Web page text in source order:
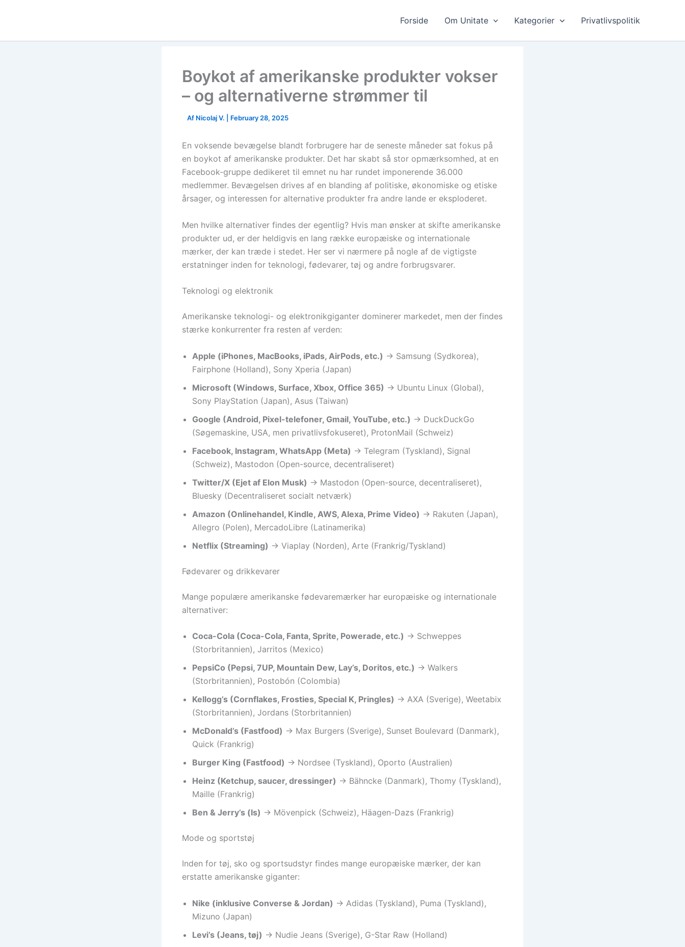
Forside Om Unitate Kategorier Privatlivspolitik
Boykot af amerikanske produkter vokser
– og alternativerne strømmer til
Af Nicolaj V. February 28, 2025
En voksende bevægelse blandt forbrugere har de seneste måneder sat fokus på
en boykot af amerikanske produkter. Det har skabt så stor opmærksomhed, at en
Facebook-gruppe dedikeret til emnet nu har rundet imponerende 36.000
medlemmer. Bevægelsen drives af en blanding af politiske, økonomiske og etiske
årsager, og interessen for alternative produkter fra andre lande er eksploderet.
Men hvilke alternativer findes der egentlig? Hvis man ønsker at skifte amerikanske
produkter ud, er der heldigvis en lang række europæiske og internationale
mærker, der kan træde i stedet. Her ser vi nærmere på nogle af de vigtigste
erstatninger inden for teknologi, fødevarer, tøj og andre forbrugsvarer.
Teknologi og elektronik
Amerikanske teknologi- og elektronikgiganter dominerer markedet, men der findes
stærke konkurrenter fra resten af verden:
Apple (iPhones, MacBooks, iPads, AirPods, etc.) → Samsung (Sydkorea),
Fairphone (Holland), Sony Xperia (Japan)
Microsoft (Windows, Surface, Xbox, Office 365) → Ubuntu Linux (Global),
Sony PlayStation (Japan), Asus (Taiwan)
Google (Android, Pixel-telefoner, Gmail, YouTube, etc.) → DuckDuckGo
(Søgemaskine, USA, men privatlivsfokuseret), ProtonMail (Schweiz)
Facebook, Instagram, WhatsApp (Meta) → Telegram (Tyskland), Signal
(Schweiz), Mastodon (Open-source, decentraliseret)
Twitter/X (Ejet af Elon Musk) → Mastodon (Open-source, decentraliseret),
Bluesky (Decentraliseret socialt netværk)
Amazon (Onlinehandel, Kindle, AWS, Alexa, Prime Video) → Rakuten (Japan),
Allegro (Polen), MercadoLibre (Latinamerika)
Netflix (Streaming) → Viaplay (Norden), Arte (Frankrig/Tyskland)
Fødevarer og drikkevarer
Mange populære amerikanske fødevaremærker har europæiske og internationale
alternativer:
Coca-Cola (Coca-Cola, Fanta, Sprite, Powerade, etc.) → Schweppes
(Storbritannien), Jarritos (Mexico)
PepsiCo (Pepsi, 7UP, Mountain Dew, Lay’s, Doritos, etc.) → Walkers
(Storbritannien), Postobón (Colombia)
Kellogg’s (Cornflakes, Frosties, Special K, Pringles) → AXA (Sverige), Weetabix
(Storbritannien), Jordans (Storbritannien)
McDonald’s (Fastfood) → Max Burgers (Sverige), Sunset Boulevard (Danmark),
Quick (Frankrig)
Burger King (Fastfood) → Nordsee (Tyskland), Oporto (Australien)
Heinz (Ketchup, saucer, dressinger) → Bähncke (Danmark), Thomy (Tyskland),
Maille (Frankrig)
Ben & Jerry’s (Is) → Mövenpick (Schweiz), Häagen-Dazs (Frankrig)
Mode og sportstøj
Inden for tøj, sko og sportsudstyr findes mange europæiske mærker, der kan
erstatte amerikanske giganter:
Nike (inklusive Converse & Jordan) → Adidas (Tyskland), Puma (Tyskland),
Mizuno (Japan)
Levi’s (Jeans, tøj) → Nudie Jeans (Sverige), G-Star Raw (Holland)